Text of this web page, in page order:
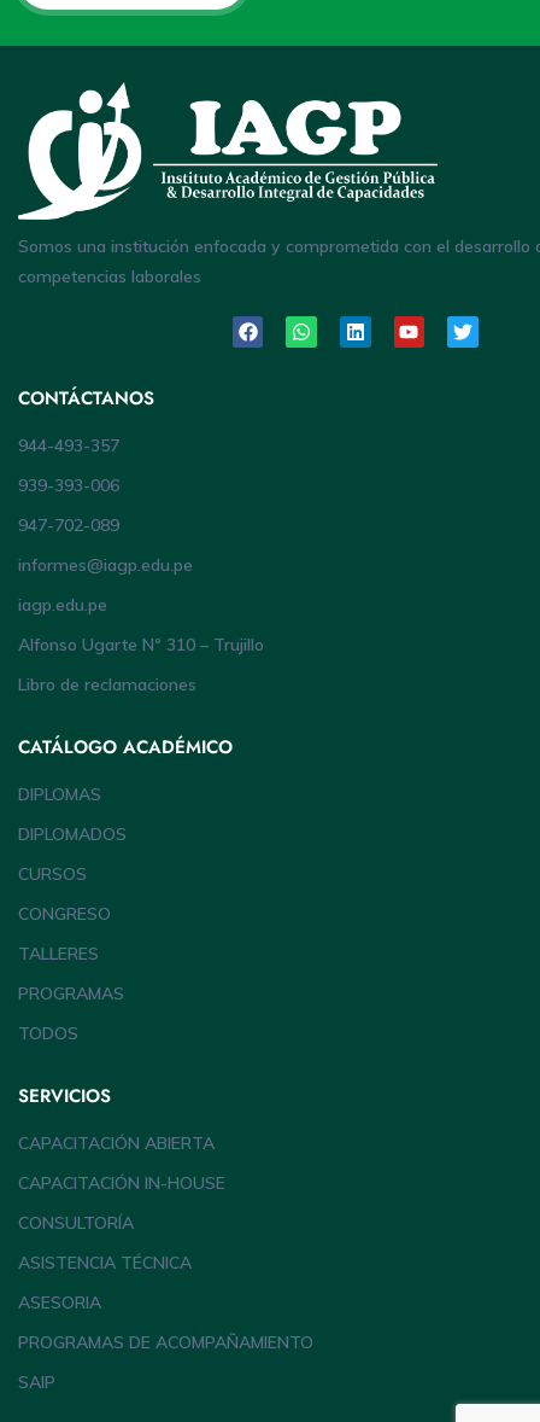
Somos una institución enfocada y comprometida con el desarrollo
competencias laborales
CONTÁCTANOS
944-493-357
939-393-006
947-702-089
informes@iagp.edu.pe
iagp.edu.pe
Alfonso Ugarte Nº 310 – Trujillo
Libro de reclamaciones
CATÁLOGO ACADÉMICO
DIPLOMAS
DIPLOMADOS
CURSOS
CONGRESO
TALLERES
PROGRAMAS
TODOS
SERVICIOS
CAPACITACIÓN ABIERTA
CAPACITACIÓN IN-HOUSE
CONSULTORÍA
ASISTENCIA TÉCNICA
ASESORIA
PROGRAMAS DE ACOMPAÑAMIENTO
SAIP